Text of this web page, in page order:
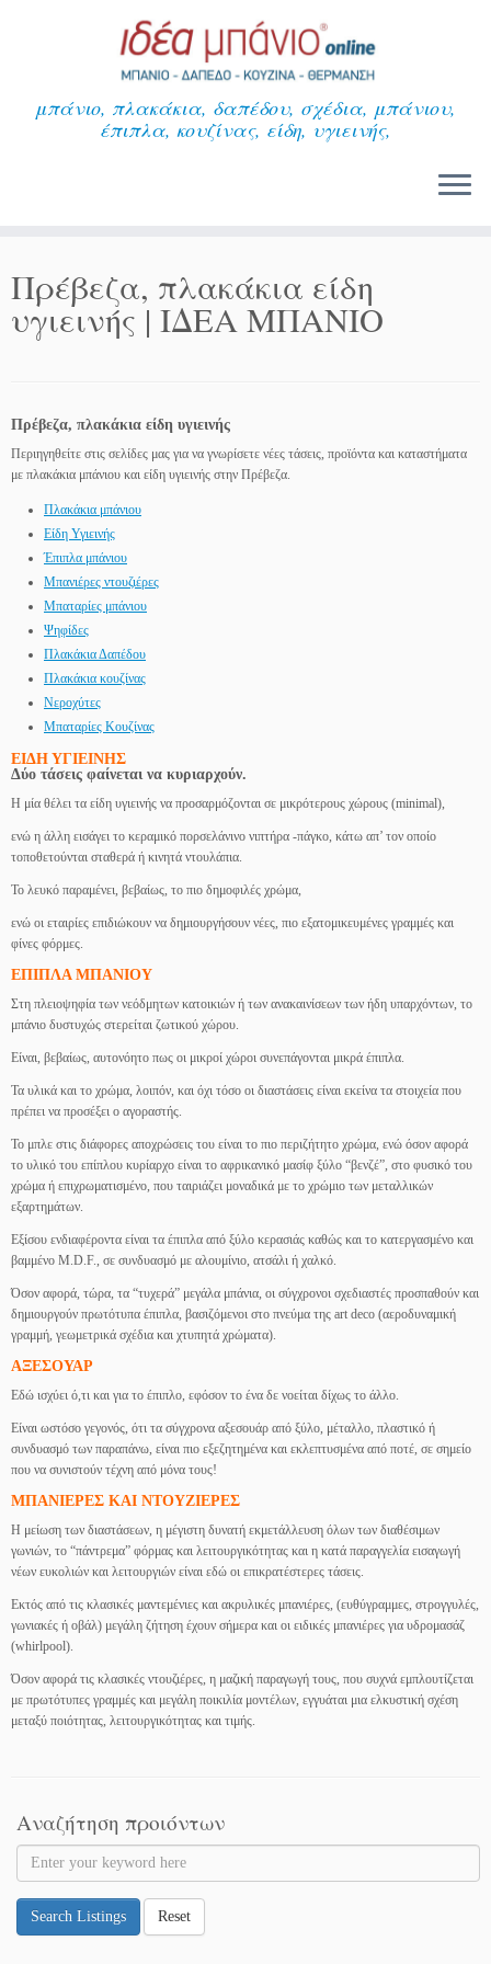
μπάνιο, πλακάκια, δαπέδου, σχέδια, μπάνιου,
έπιπλα, κουζίνας, είδη, υγιεινής,
Πρέβεζα, πλακάκια είδη
υγιεινής | ΙΔΕΑ ΜΠΑΝΙΟ
Πρέβεζα, πλακάκια είδη υγιεινής
Περιηγηθείτε στις σελίδες μας για να γνωρίσετε νέες τάσεις, προϊόντα και καταστήματα
με πλακάκια μπάνιου και είδη υγιεινής στην Πρέβεζα.
Πλακάκια μπάνιου
Είδη Υγιεινής
Έπιπλα μπάνιου
Μπανιέρες ντουζιέρες
Μπαταρίες μπάνιου
Ψηφίδες
Πλακάκια Δαπέδου
Πλακάκια κουζίνας
Νεροχύτες
Μπαταρίες Κουζίνας
ΕΙΔΗ ΥΓΙΕΙΝΗΣ
Δύο τάσεις φαίνεται να κυριαρχούν.
Η μία θέλει τα είδη υγιεινής να προσαρμόζονται σε μικρότερους χώρους (minimal),
ενώ η άλλη εισάγει το κεραμικό πορσελάνινο νιπτήρα -πάγκο, κάτω απ’ τον οποίο
τοποθετούνται σταθερά ή κινητά ντουλάπια.
Το λευκό παραμένει, βεβαίως, το πιο δημοφιλές χρώμα,
ενώ οι εταιρίες επιδιώκουν να δημιουργήσουν νέες, πιο εξατομικευμένες γραμμές και
φίνες φόρμες.
ΕΠΙΠΛΑ ΜΠΑΝΙΟΥ
Στη πλειοψηφία των νεόδμητων κατοικιών ή των ανακαινίσεων των ήδη υπαρχόντων, το
μπάνιο δυστυχώς στερείται ζωτικού χώρου.
Είναι, βεβαίως, αυτονόητο πως οι μικροί χώροι συνεπάγονται μικρά έπιπλα.
Τα υλικά και το χρώμα, λοιπόν, και όχι τόσο οι διαστάσεις είναι εκείνα τα στοιχεία που
πρέπει να προσέξει ο αγοραστής.
Το μπλε στις διάφορες αποχρώσεις του είναι το πιο περιζήτητο χρώμα, ενώ όσον αφορά
το υλικό του επίπλου κυρίαρχο είναι το αφρικανικό μασίφ ξύλο “βενζέ”, στο φυσικό του
χρώμα ή επιχρωματισμένο, που ταιριάζει μοναδικά με το χρώμιο των μεταλλικών
εξαρτημάτων.
Εξίσου ενδιαφέροντα είναι τα έπιπλα από ξύλο κερασιάς καθώς και το κατεργασμένο και
βαμμένο M.D.F., σε συνδυασμό με αλουμίνιο, ατσάλι ή χαλκό.
Όσον αφορά, τώρα, τα “τυχερά” μεγάλα μπάνια, οι σύγχρονοι σχεδιαστές προσπαθούν και
δημιουργούν πρωτότυπα έπιπλα, βασιζόμενοι στο πνεύμα της art deco (αεροδυναμική
γραμμή, γεωμετρικά σχέδια και χτυπητά χρώματα).
ΑΞΕΣΟΥΑΡ
Εδώ ισχύει ό,τι και για το έπιπλο, εφόσον το ένα δε νοείται δίχως το άλλο.
Είναι ωστόσο γεγονός, ότι τα σύγχρονα αξεσουάρ από ξύλο, μέταλλο, πλαστικό ή
συνδυασμό των παραπάνω, είναι πιο εξεζητημένα και εκλεπτυσμένα από ποτέ, σε σημείο
που να συνιστούν τέχνη από μόνα τους!
ΜΠΑΝΙΕΡΕΣ ΚΑΙ ΝΤΟΥΖΙΕΡΕΣ
Η μείωση των διαστάσεων, η μέγιστη δυνατή εκμετάλλευση όλων των διαθέσιμων
γωνιών, το “πάντρεμα” φόρμας και λειτουργικότητας και η κατά παραγγελία εισαγωγή
νέων ευκολιών και λειτουργιών είναι εδώ οι επικρατέστερες τάσεις.
Εκτός από τις κλασικές μαντεμένιες και ακρυλικές μπανιέρες, (ευθύγραμμες, στρογγυλές,
γωνιακές ή οβάλ) μεγάλη ζήτηση έχουν σήμερα και οι ειδικές μπανιέρες για υδρομασάζ
(whirlpool).
Όσον αφορά τις κλασικές ντουζιέρες, η μαζική παραγωγή τους, που συχνά εμπλουτίζεται
με πρωτότυπες γραμμές και μεγάλη ποικιλία μοντέλων, εγγυάται μια ελκυστική σχέση
μεταξύ ποιότητας, λειτουργικότητας και τιμής.
Αναζήτηση προιόντων
Search Listings Reset